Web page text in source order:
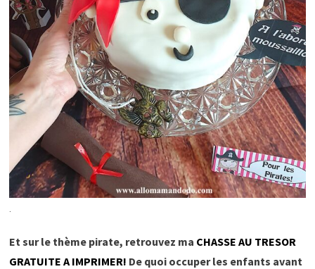
Et sur le thème pirate, retrouvez ma CHASSE AU TRESOR
GRATUITE A IMPRIMER! De quoi occuper les enfants avant